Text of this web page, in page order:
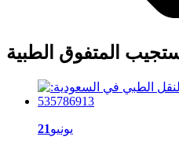
المتفوق الطبية
21يونيو